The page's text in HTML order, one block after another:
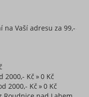
na Vaší adresu za 99,-
2000,- Kč
0 Kč
2000,- Kč
0 Kč